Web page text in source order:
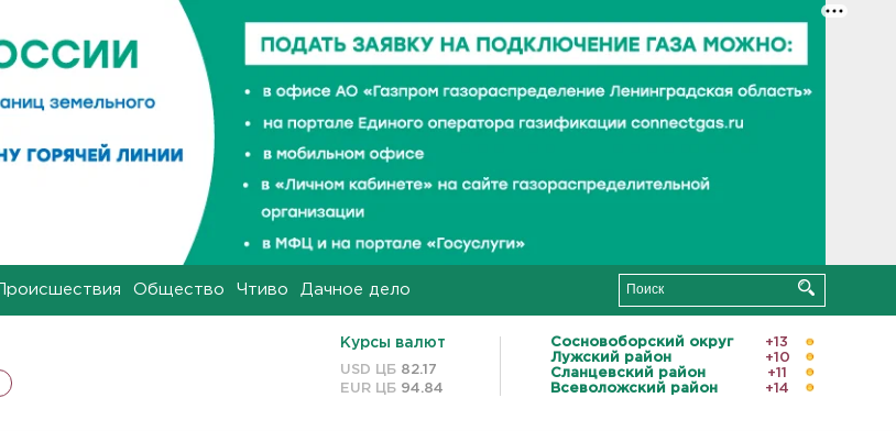
Происшествия Общество Чтиво Дачное дело
Курсы валют
USD ЦБ 82.17
EUR ЦБ 94.84
Сосновоборский округ
+13
Лужский район
+10
Сланцевский район
+11
Всеволожский район
+14